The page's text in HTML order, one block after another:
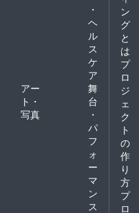
・
ヘ
ル
ス
ケ
ア
アー
ト・
写真
舞
台
・
パ
フ
ォ
ー
マ
ン
ス
ン
グ
と
は
プ
ロ
ジ
ェ
ク
ト
の
作
り
方
プ
ロ